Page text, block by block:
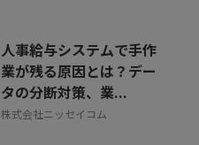
人事給与システムで手作
業が残る原因とは？デー
タの分断対策、業...
株式会社ニッセイコム